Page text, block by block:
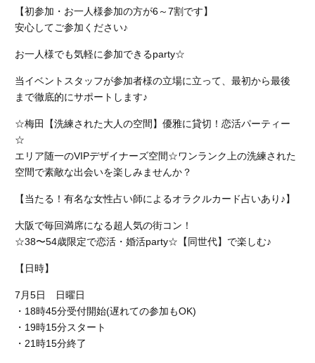
【初参加・お一人様参加の方が6～7割です】
安心してご参加ください♪
お一人様でも気軽に参加できるparty☆
当イベントスタッフが参加者様の立場に立って、最初から最後
まで徹底的にサポートします♪
☆梅田【洗練された大人の空間】優雅に貸切！恋活パーティー
☆
エリア随一のVIPデザイナーズ空間☆ワンランク上の洗練された
空間で素敵な出会いを楽しみませんか？
【当たる！有名な女性占い師によるオラクルカード占いあり♪】
大阪で毎回満席になる超人気の街コン！
☆38〜54歳限定で恋活・婚活party☆【同世代】で楽しむ♪
【日時】
7月5日 日曜日
・18時45分受付開始(遅れての参加もOK)
・19時15分スタート
・21時15分終了